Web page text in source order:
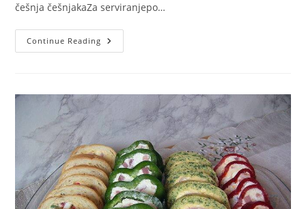
češnja češnjakaZa serviranjepo…
Continue Reading PUNJENA
PAPRIKA
SAM
ISPROBALA
VEOMA
JE
UKUSNO
KAO
HLADNO
PREDJELO